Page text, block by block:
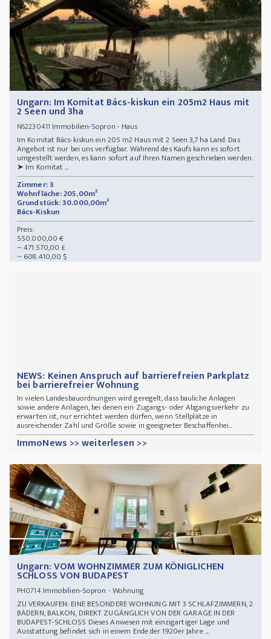
Ungarn: Im Komitat Bács-kiskun ein 205m2 Haus mit
2 Seen und 3ha
N62230411 Immobilien-Sopron - Haus
Im Komitat Bács-kiskun ein 205 m2 Haus mit 2 Seen 3,7 ha Land. Das
Angebot ist nur bei uns verfügbar. Während des Kaufs kann es sofort
umgestellt werden, es kann sofort auf Ihren Namen geschrieben werden.
➤ Im Komitat ...
Zimmer: 3
Wohnfläche: 205,00m²
Grundstück: 30.000,00m²
Bács-Kiskun
Preis:
550.000,00 €
~ 471.570,00 £
~ 608.410,00 $
NEWS: Keinen Anspruch auf barrierefreien Parkplatz
bei barrierefreier Wohnung
In vielen Landesbauordnungen wird geregelt, dass bauliche Anlagen
sowie andere Anlagen, bei denen ein Zugangs- oder Abgangsverkehr zu
erwarten ist, nur errichtet werden dürfen, wenn Stellplätze in
ausreichender Zahl und Größe sowie in geeigneter Beschaffenhei...
ImmoNews >> weiterlesen >>
Ungarn: VOM WOHNZIMMER ZUM KÖNIGLICHEN
SCHLOSS VON BUDAPEST
PH0714Immobilien-Sopron - Wohnung
ZU VERKAUFEN: EINE BESONDERE WOHNUNG MIT 3 SCHLAFZIMMERN, 2
BÄDERN, BALKON, DIREKT ZUGÄNGLICH VON DER GARAGE IN DER
BUDAPEST-SCHLOSS Dieses Anwesen mit einzigartiger Lage und
Ausstattung befindet sich in einem Ende der 1920er Jahre ...